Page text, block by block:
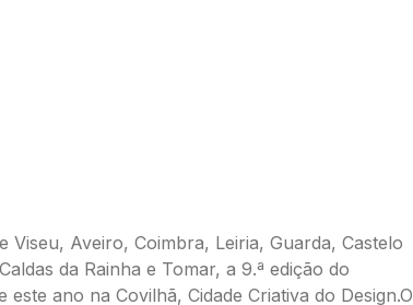
Viseu, Aveiro, Coimbra, Leiria, Guarda, Castelo
da Rainha e Tomar, a 9.ª edição do
este ano na Covilhã, Cidade Criativa do Design.O